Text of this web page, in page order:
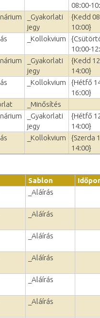
08:00-
_Gyakorlati
jegy
{Kedd
10:00}
_Kollokvium
10:00-
_Gyakorlati
jegy
{Kedd
14:00}
_Kollokvium
{Hétfő
16:00}
_Minősítés
_Gyakorlati
jegy
{Hétfő
14:00}
_Kollokvium
{Szerda
14:00}
Sablon
_Aláírás
_Aláírás
_Aláírás
_Aláírás
_Aláírás
_Aláírás